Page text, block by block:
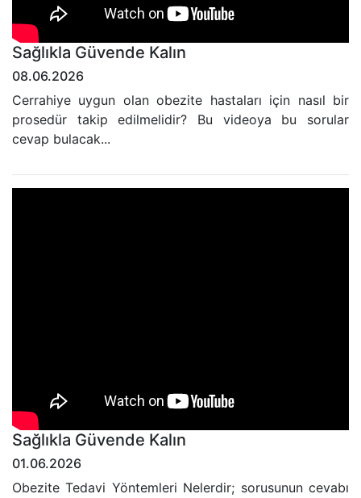
Sağlıkla Güvende Kalın
08.06.2026
Cerrahiye uygun olan obezite hastaları için nasıl bir
prosedür takip edilmelidir? Bu videoya bu sorular
cevap bulacak...
Sağlıkla Güvende Kalın
01.06.2026
Obezite Tedavi Yöntemleri Nelerdir; sorusunun cevabı